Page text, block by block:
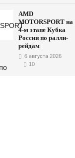
AMD
MOTORSPORT на
4-м этапе Кубка
России по ралли-
рейдам
6 августа 2026
10